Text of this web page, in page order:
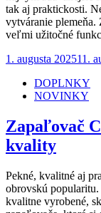
tak aj praktickosti.
vytváranie
veľmi užitočné
Posted
1. augusta 202511.
DOPLNKY
NOVINKY
Zapaľovač
kvality
Pekné, kvalitné aj
obrovskú
kvalitne vyrobené,